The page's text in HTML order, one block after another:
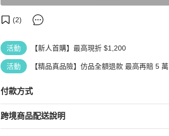
(2)
活動 【新人首購】最高現折 $1,200
活動 【精品真品險】仿品全額退款 最高再賠 5 萬
付款方式
跨境商品配送說明